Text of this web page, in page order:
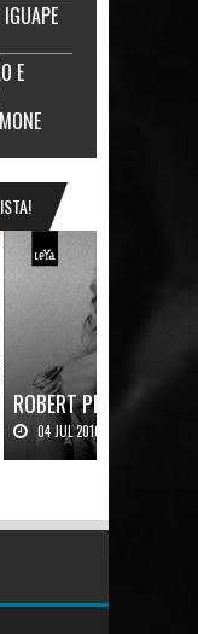
E
ROBERT PLANT: UMA
04 JUL 2016
Robert Plant, o vocalista do